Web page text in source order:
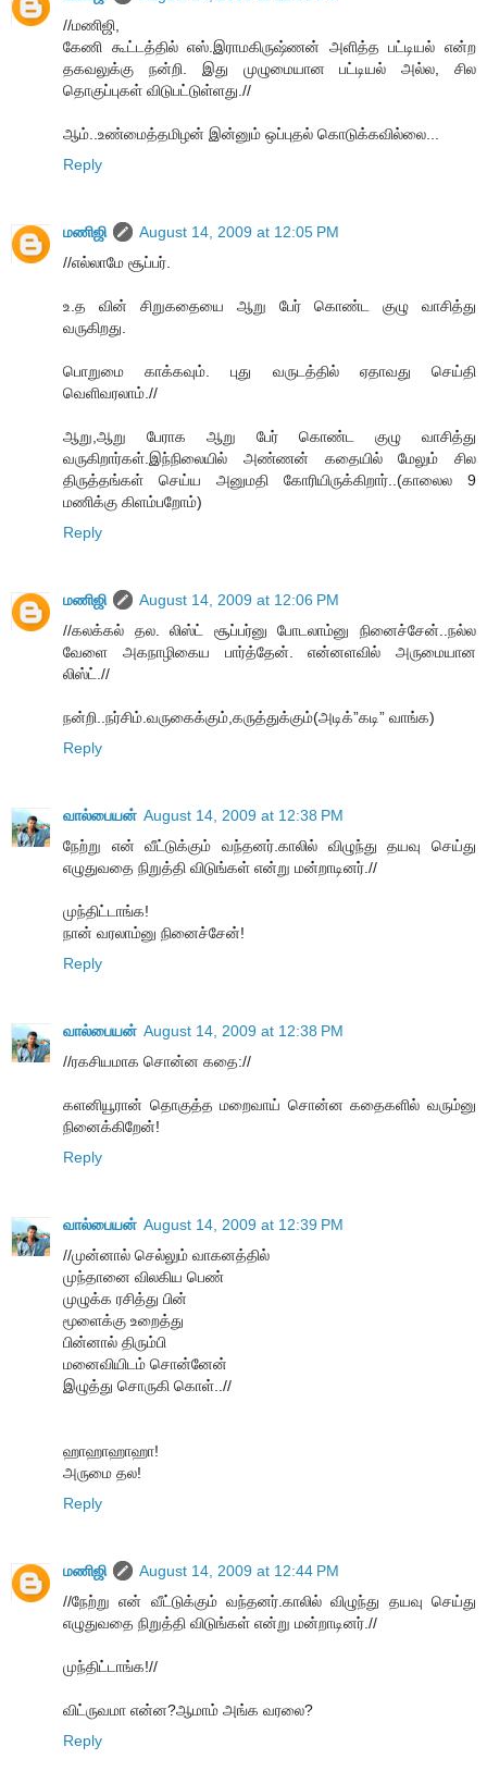
//மணிஜி,
கேணி கூட்டத்தில் எஸ்.இராமகிருஷ்ணன் அளித்த பட்டியல் என்ற
தகவலுக்கு நன்றி. இது முழுமையான பட்டியல் அல்ல, சில
தொகுப்புகள் விடுபட்டுள்ளது.//
ஆம்..உண்மைத்தமிழன் இன்னும் ஒப்புதல் கொடுக்கவில்லை...
Reply
மணிஜி
August 14, 2009 at 12:05 PM
//எல்லாமே சூப்பர்.
உ.த வின் சிறுகதையை ஆறு பேர் கொண்ட குழு வாசித்து
வருகிறது.
பொறுமை காக்கவும். புது வருடத்தில் ஏதாவது செய்தி
வெளிவரலாம்.//
ஆறு,ஆறு பேராக ஆறு பேர் கொண்ட குழு வாசித்து
வருகிறார்கள்.இந்நிலையில் அண்ணன் கதையில் மேலும் சில
திருத்தங்கள் செய்ய அனுமதி கோரியிருக்கிறார்..(காலைல 9
மணிக்கு கிளம்பறோம்)
Reply
மணிஜி
August 14, 2009 at 12:06 PM
//கலக்கல் தல. லிஸ்ட் சூப்பர்னு போடலாம்னு நினைச்சேன்..நல்ல
வேளை அகநாழிகைய பார்த்தேன். என்னளவில் அருமையான
லிஸ்ட்.//
நன்றி..நர்சிம்.வருகைக்கும்,கருத்துக்கும்(அடிக்”கடி” வாங்க)
Reply
வால்பையன் August 14, 2009 at 12:38 PM
நேற்று என் வீட்டுக்கும் வந்தனர்.காலில் விழுந்து தயவு செய்து
எழுதுவதை நிறுத்தி விடுங்கள் என்று மன்றாடினர்.//
முந்திட்டாங்க!
நான் வரலாம்னு நினைச்சேன்!
Reply
வால்பையன் August 14, 2009 at 12:38 PM
//ரகசியமாக சொன்ன கதை://
களனியூரான் தொகுத்த மறைவாய் சொன்ன கதைகளில் வரும்னு
நினைக்கிறேன்!
Reply
வால்பையன் August 14, 2009 at 12:39 PM
//முன்னால் செல்லும் வாகனத்தில்
முந்தானை விலகிய பெண்
முழுக்க ரசித்து பின்
மூளைக்கு உறைத்து
பின்னால் திரும்பி
மனைவியிடம் சொன்னேன்
இழுத்து சொருகி கொள்..//
ஹாஹாஹாஹா!
அருமை தல!
Reply
மணிஜி
August 14, 2009 at 12:44 PM
//நேற்று என் வீட்டுக்கும் வந்தனர்.காலில் விழுந்து தயவு செய்து
எழுதுவதை நிறுத்தி விடுங்கள் என்று மன்றாடினர்.//
முந்திட்டாங்க!//
விட்ருவமா என்ன?ஆமாம் அங்க வரலை?
Reply